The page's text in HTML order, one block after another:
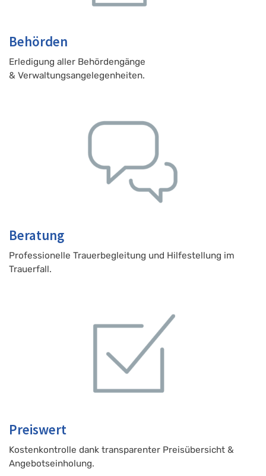
Behörden
Erledigung aller Behördengänge
& Verwaltungsangelegenheiten.
Beratung
Professionelle Trauerbegleitung und Hilfestellung im
Trauerfall.
Preiswert
Kostenkontrolle dank transparenter Preisübersicht &
Angebotseinholung.